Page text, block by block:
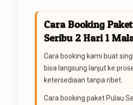
Cara Booking
Seribu 2 Hari 1
Cara booking kami buat
bisa langsung lanjut ke
ketersediaan tanpa ribet.
Cara booking paket Pulau